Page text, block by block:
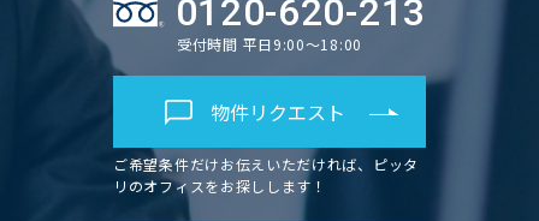
0120-620-213
受付時間 平日9:00～18:00
物件リクエスト
ご希望条件だけお伝えいただければ、ピッタ
リのオフィスをお探しします！